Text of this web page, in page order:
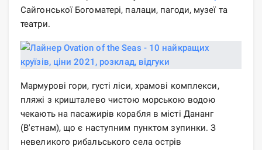
Сайгонської Богоматері, палаци, пагоди, музеї та
театри.
Мармурові гори, густі ліси, храмові комплекси,
пляжі з кришталево чистою морською водою
чекають на пасажирів корабля в місті Дананг
(В'єтнам), що є наступним пунктом зупинки. З
невеликого рибальського села острів